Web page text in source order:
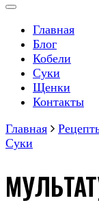
Главная
Блог
Кобели
Суки
Щенки
Контакты
Главная
Суки